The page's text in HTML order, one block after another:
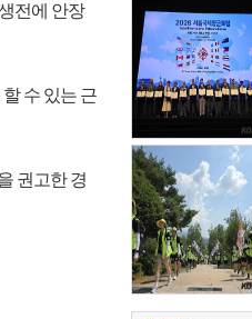
전에 안장
수 있는 근
권고한 경